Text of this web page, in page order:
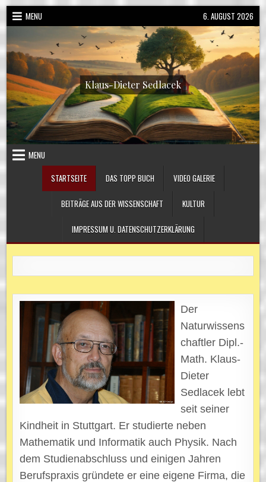
Skip
to
content
MENU 6. AUGUST 2026
Klaus-Dieter Sedlacek
MENU
STARTSEITE
DAS TOPP BUCH VIDEO GALERIE
BEITRÄGE AUS DER WISSENSCHAFT KULTUR
IMPRESSUM U. DATENSCHUTZERKLÄRUNG
Der
Naturwissens
chaftler Dipl.-
Math. Klaus-
Dieter
Sedlacek lebt
seit seiner
Kindheit in Stuttgart. Er studierte neben
Mathematik und Informatik auch Physik. Nach
dem Studienabschluss und einigen Jahren
Berufspraxis gründete er eine eigene Firma, die